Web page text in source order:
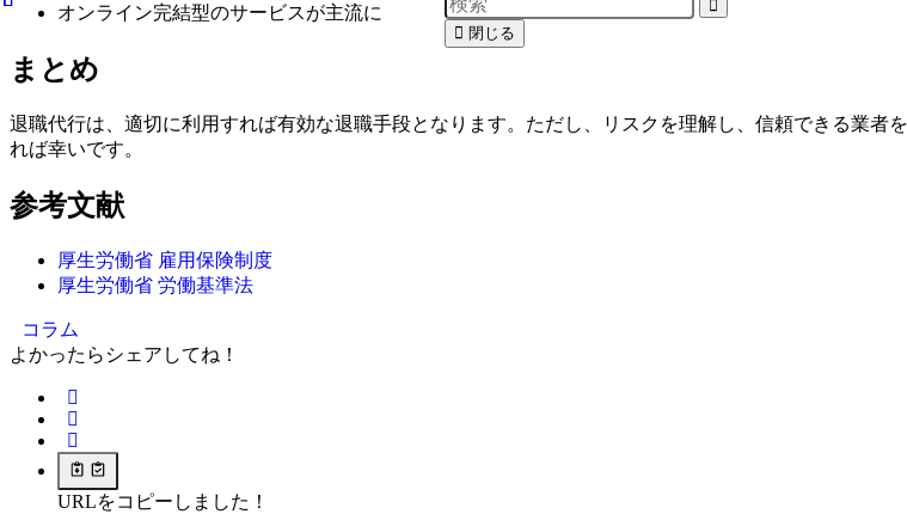
オンライン完結型のサービスが主流に
まとめ
退職代行は、適切に利用すれば有効な退職手段となります。ただし、リスクを理解し、信頼できる業
れば幸いです。
参考文献
厚生労働省 雇用保険制度
厚生労働省 労働基準法
コラム
よかったらシェアしてね！
URLをコピーしました！
閉じる